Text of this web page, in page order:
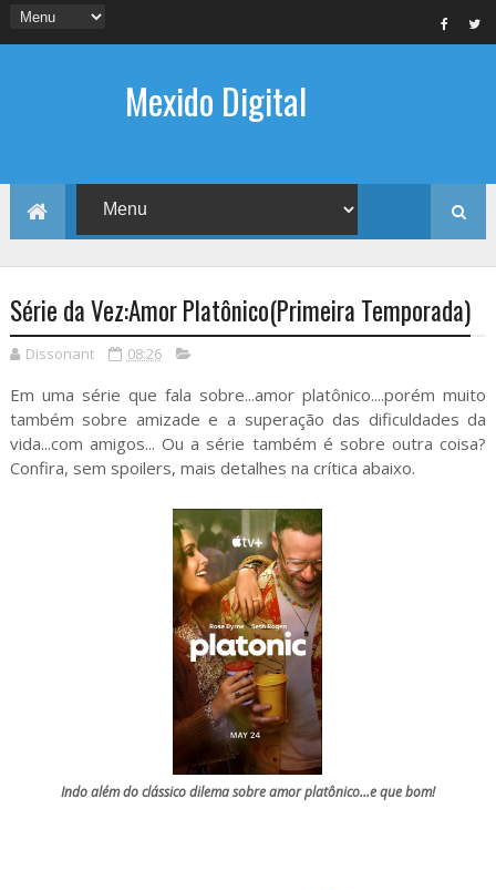
Mexido Digital
Série da Vez:Amor Platônico(Primeira Temporada)
Dissonant 08:26
Em uma série que fala sobre...amor platônico....porém muito
também sobre amizade e a superação das dificuldades da
vida...com amigos... Ou a série também é sobre outra coisa?
Confira, sem spoilers, mais detalhes na crítica abaixo.
Indo além do clássico dilema sobre amor platônico...e que bom!